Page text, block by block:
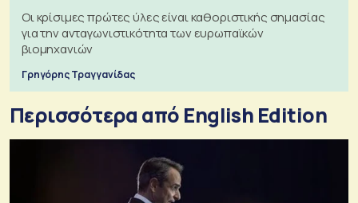
Οι κρίσιμες πρώτες ύλες είναι καθοριστικής σημασίας
για την ανταγωνιστικότητα των ευρωπαϊκών
βιομηχανιών
Γρηγόρης Τραγγανίδας
Περισσότερα από English Edition